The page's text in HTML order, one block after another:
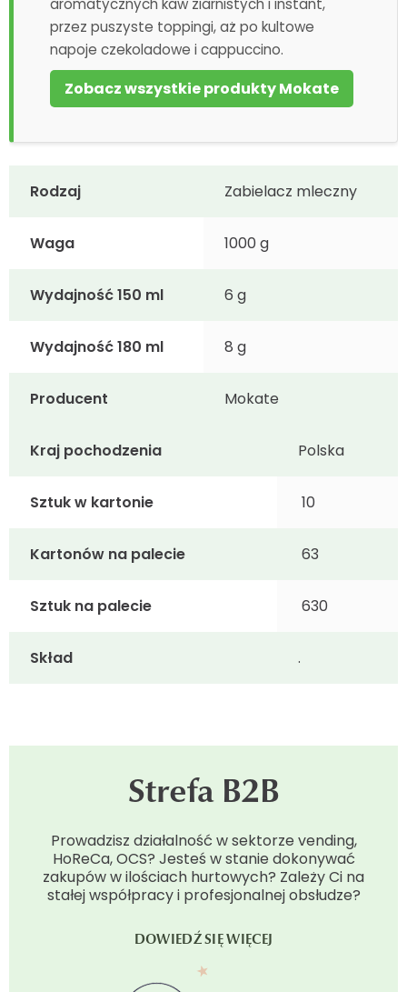
aromatycznych kaw ziarnistych i instant,
przez puszyste toppingi, aż po kultowe
napoje czekoladowe i cappuccino.
Zobacz wszystkie produkty Mokate
Rodzaj Zabielacz mleczny
Waga 1000 g
Wydajność 150 ml 6 g
Wydajność 180 ml 8 g
Producent Mokate
Kraj pochodzenia Polska
Sztuk w kartonie 10
Kartonów na palecie 63
Sztuk na palecie 630
Skład .
Strefa B2B
Prowadzisz działalność w sektorze vending,
HoReCa, OCS? Jesteś w stanie dokonywać
zakupów w ilościach hurtowych? Zależy Ci na
stałej współpracy i profesjonalnej obsłudze?
DOWIEDŹ SIĘ WIĘCEJ